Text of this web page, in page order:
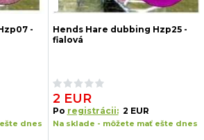
-
dnes
Hends Hare dubbing Hzp25 -
fialová
2 EUR
Po registrácii: 2 EUR
Na sklade - môžete mať ešte dnes